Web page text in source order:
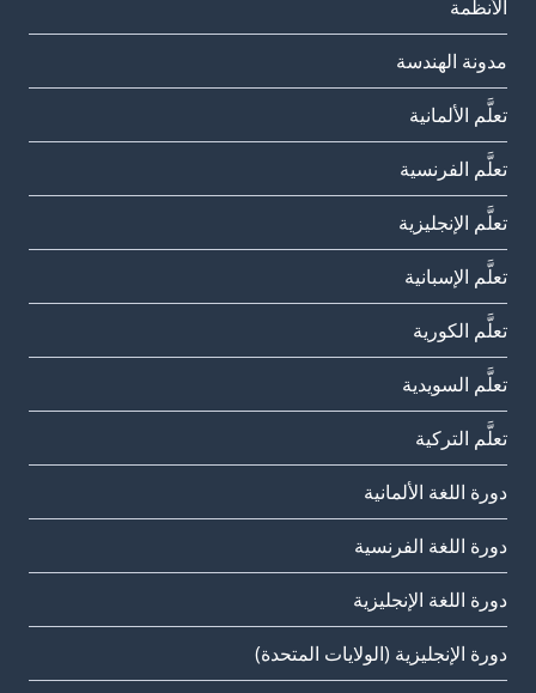
الأنظمة
مدونة الهندسة
تعلَّم الألمانية
تعلَّم الفرنسية
تعلَّم الإنجليزية
تعلَّم الإسبانية
تعلَّم الكورية
تعلَّم السويدية
تعلَّم التركية
دورة اللغة الألمانية
دورة اللغة الفرنسية
دورة اللغة الإنجليزية
دورة الإنجليزية (الولايات المتحدة)